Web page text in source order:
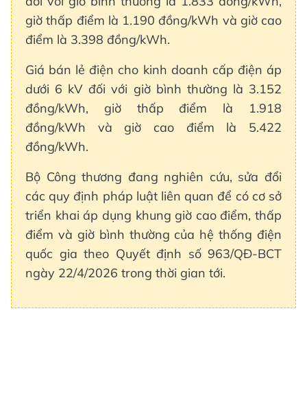
giờ thấp điểm là 1.190 đồng/kWh và giờ cao
điểm là 3.398 đồng/kWh.
Giá bán lẻ điện cho kinh doanh cấp điện áp
dưới 6 kV đối với giờ bình thường là 3.152
đồng/kWh, giờ thấp điểm là 1.918
đồng/kWh và giờ cao điểm là 5.422
đồng/kWh.
Bộ Công thương đang nghiên cứu, sửa đổi
các quy định pháp luật liên quan để có cơ sở
triển khai áp dụng khung giờ cao điểm, thấp
điểm và giờ bình thường của hệ thống điện
quốc gia theo Quyết định số 963/QĐ-BCT
ngày 22/4/2026 trong thời gian tới.